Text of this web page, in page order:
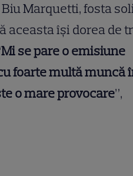
Marquetti, fosta
aceasta își dorea de
Mi se pare o emisiune
foarte multă muncă
o mare provocare”,